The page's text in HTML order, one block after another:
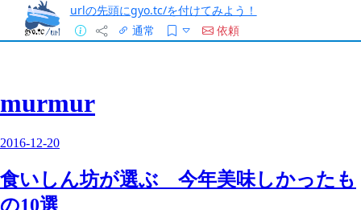
urlの先頭にgyo.tc/を付けてみよう！
通常
依頼